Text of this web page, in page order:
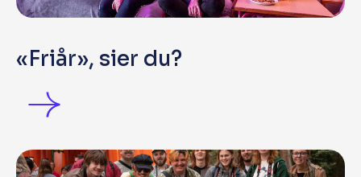
«Friår», sier du?